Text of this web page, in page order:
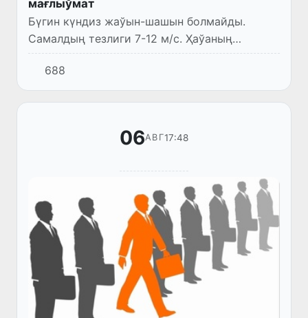
мағлыўмат
Бүгин күндиз жаўын-шашын болмайды.
Самалдың тезлиги 7-12 м/с. Ҳаўаның
температурасы 33-38°.
688
06АВГ17:48